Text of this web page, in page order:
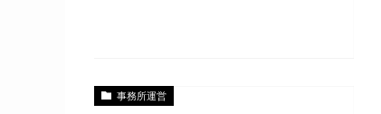
事務所運営